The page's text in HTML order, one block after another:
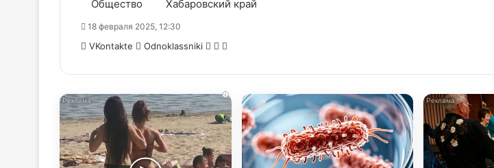
Общество
Хабаровский край
18 февраля 2025, 12:30
VKontakte Odnoklassniki WhatsApp
Telegram
Email
i